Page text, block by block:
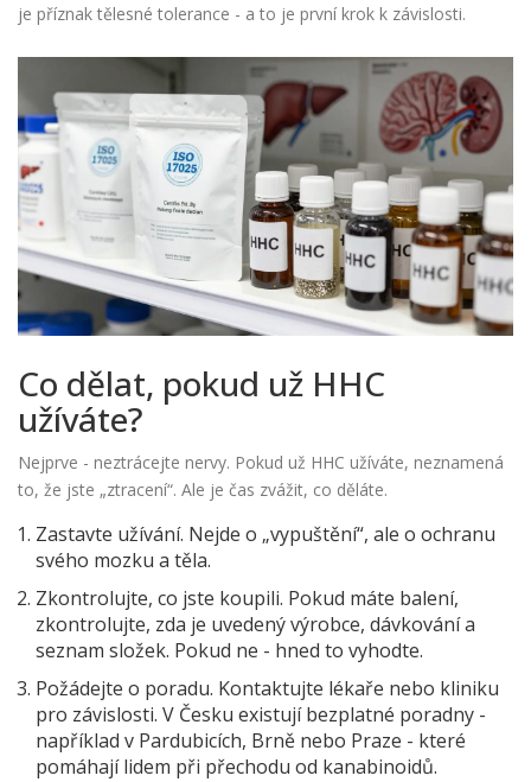
je příznak tělesné tolerance - a to je první krok k závislosti.
Co dělat, pokud už HHC
užíváte?
Nejprve - neztrácejte nervy. Pokud už HHC užíváte, neznamená
to, že jste „ztracení“. Ale je čas zvážit, co děláte.
Zastavte užívání. Nejde o „vypuštění“, ale o ochranu
svého mozku a těla.
Zkontrolujte, co jste koupili. Pokud máte balení,
zkontrolujte, zda je uvedený výrobce, dávkování a
seznam složek. Pokud ne - hned to vyhodte.
Požádejte o poradu. Kontaktujte lékaře nebo kliniku
pro závislosti. V Česku existují bezplatné poradny -
například v Pardubicích, Brně nebo Praze - které
pomáhají lidem při přechodu od kanabinoidů.